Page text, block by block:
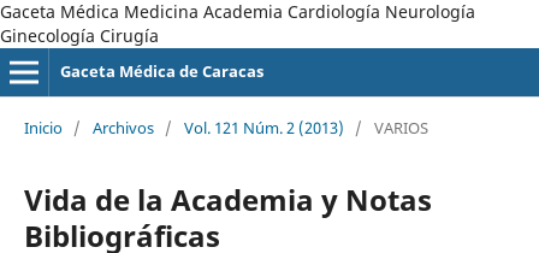
Gaceta Médica Medicina Academia Cardiología Neurología
Ginecología Cirugía
Gaceta Médica de Caracas
Inicio / Archivos / Vol. 121 Núm. 2 (2013) / VARIOS
Vida de la Academia y Notas
Bibliográficas